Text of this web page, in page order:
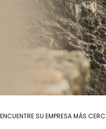
ENCUENTRE SU EMPRESA MÁS